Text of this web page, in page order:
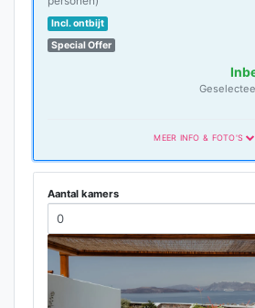
Incl. ontbijt
Special Offer
MEER INFO & FOTO'S
Aantal kamers